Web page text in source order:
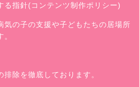
る指針(コンテンツ制作ポリシー)
気の子の支援や子どもたちの居場所
除を徹底しております。